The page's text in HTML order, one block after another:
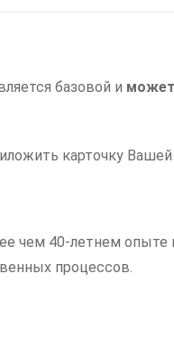
базовой и
карточку Вашей
чем 40-летнем опыте
процессов.